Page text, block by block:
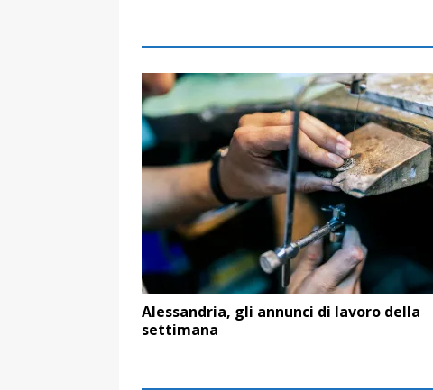
Alessandria, gli annunci di lavoro della
settimana